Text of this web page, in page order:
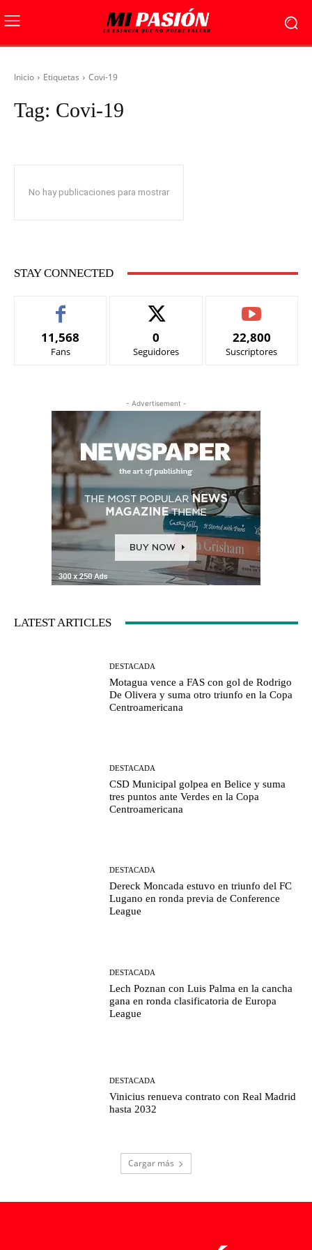
Inicio Etiquetas Covi-19
Tag: Covi-19
No hay publicaciones para mostrar
STAY CONNECTED
11,568
Fans
0
Seguidores
22,800
Suscriptores
- Advertisement -
LATEST ARTICLES
DESTACADA
Motagua vence a FAS con gol de Rodrigo
De Olivera y suma otro triunfo en la Copa
Centroamericana
DESTACADA
CSD Municipal golpea en Belice y suma
tres puntos ante Verdes en la Copa
Centroamericana
DESTACADA
Dereck Moncada estuvo en triunfo del FC
Lugano en ronda previa de Conference
League
DESTACADA
Lech Poznan con Luis Palma en la cancha
gana en ronda clasificatoria de Europa
League
DESTACADA
Vinicius renueva contrato con Real Madrid
hasta 2032
Cargar más